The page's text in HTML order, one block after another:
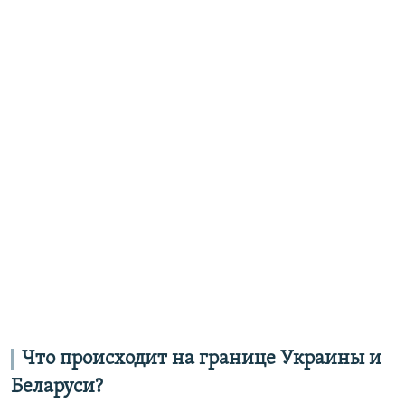
Что происходит на границе Украины и
Беларуси?